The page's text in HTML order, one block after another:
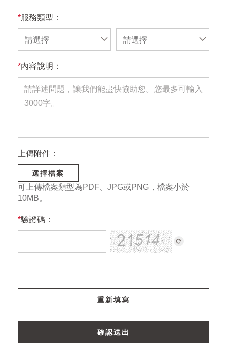
*服務類型：
請選擇 請選擇
*內容說明：
上傳附件：
選擇檔案
可上傳檔案類型為PDF、JPG或PNG，檔案小於
10MB。
*驗證碼：